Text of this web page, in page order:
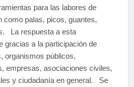
para las labores de
como palas, picos, guantes,
La respuesta a esta
gracias a la participación de
organismos públicos,
empresas, asociaciones civiles,
y ciudadanía en general. Se